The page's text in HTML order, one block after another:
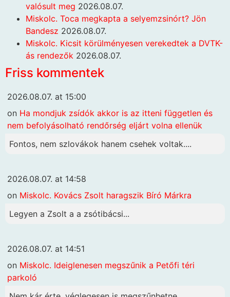
valósult meg 2026.08.07.
Miskolc. Toca megkapta a selyemzsinórt? Jön
Bandesz 2026.08.07.
Miskolc. Kicsit körülményesen verekedtek a DVTK-
ás rendezők 2026.08.07.
Friss kommentek
2026.08.07. at 15:00
on Ha mondjuk zsídók akkor is az itteni független és
nem befolyásolható rendőrség eljárt volna ellenük
Fontos, nem szlovákok hanem csehek voltak....
2026.08.07. at 14:58
on Miskolc. Kovács Zsolt haragszik Bíró Márkra
Legyen a Zsolt a a zsótibácsi...
2026.08.07. at 14:51
on Miskolc. Ideiglenesen megszűnik a Petőfi téri
parkoló